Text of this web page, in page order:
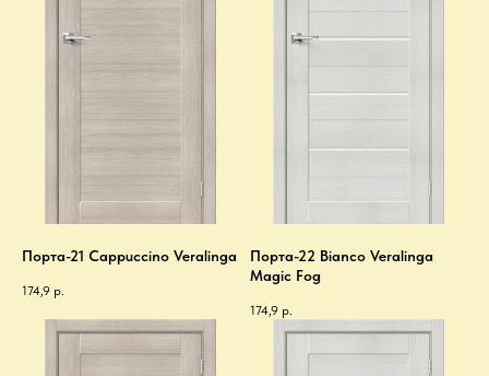
Порта-21 Cappuccino Veralinga
174,9 р.
Порта-22 Bianco Veralinga
Magic Fog
174,9 р.